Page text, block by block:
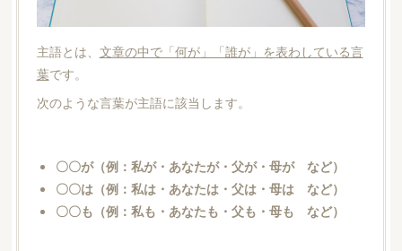
主語とは、 文章の中で「何が」「誰が」を表わしている言
葉です。
次のような言葉が主語に該当します。
〇〇が（例：私が・あなたが・父が・母が など）
〇〇は（例：私は・あなたは・父は・母は など）
〇〇も（例：私も・あなたも・父も・母も など）